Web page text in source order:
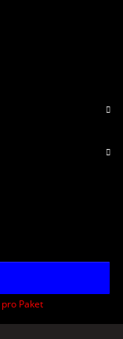
pro Paket